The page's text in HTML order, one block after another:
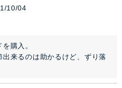
10/04
購入。
来るのは助かるけど、ずり落